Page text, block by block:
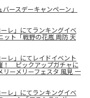
ースデーキャンペーン」
レ」にてランキングイベ
ト「戦野の花嵐 周防 天
レ」にてレイドイベント
！ ピックアップガチャに
ーメリーフェスタ 風見 一
レ」にてランキングイベ